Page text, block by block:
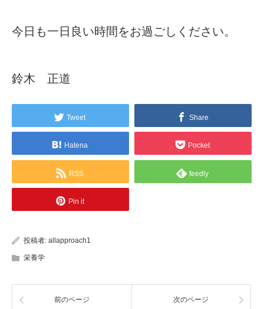
今日も一日良い時間をお過ごしください。
鈴木 正道
Tweet Share
Hatena Pocket
RSS feedly
Pin it
投稿者: allapproach1
栄養学
前のページ 次のページ